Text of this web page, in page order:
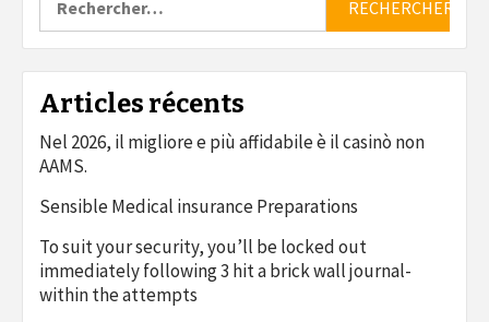
Articles récents
Nel 2026, il migliore e più affidabile è il casinò non
AAMS.
Sensible Medical insurance Preparations
To suit your security, you’ll be locked out
immediately following 3 hit a brick wall journal-
within the attempts